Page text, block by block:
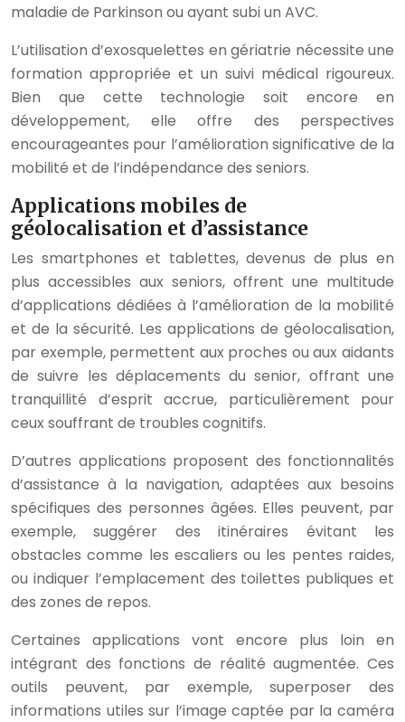
maladie de Parkinson ou ayant subi un AVC.
L’utilisation d’exosquelettes en gériatrie nécessite une
formation appropriée et un suivi médical rigoureux.
Bien que cette technologie soit encore en
développement, elle offre des perspectives
encourageantes pour l’amélioration significative de la
mobilité et de l’indépendance des seniors.
Applications mobiles de
géolocalisation et d’assistance
Les smartphones et tablettes, devenus de plus en
plus accessibles aux seniors, offrent une multitude
d’applications dédiées à l’amélioration de la mobilité
et de la sécurité. Les applications de géolocalisation,
par exemple, permettent aux proches ou aux aidants
de suivre les déplacements du senior, offrant une
tranquillité d’esprit accrue, particulièrement pour
ceux souffrant de troubles cognitifs.
D’autres applications proposent des fonctionnalités
d’assistance à la navigation, adaptées aux besoins
spécifiques des personnes âgées. Elles peuvent, par
exemple, suggérer des itinéraires évitant les
obstacles comme les escaliers ou les pentes raides,
ou indiquer l’emplacement des toilettes publiques et
des zones de repos.
Certaines applications vont encore plus loin en
intégrant des fonctions de réalité augmentée. Ces
outils peuvent, par exemple, superposer des
informations utiles sur l’image captée par la caméra